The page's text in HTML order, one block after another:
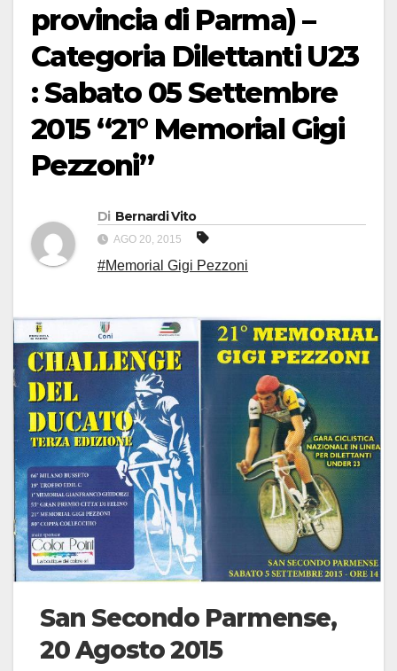
provincia di Parma) –
Categoria Dilettanti U23
: Sabato 05 Settembre
2015 “21° Memorial Gigi
Pezzoni”
Di Bernardi Vito
AGO 20, 2015
#Memorial Gigi Pezzoni
San Secondo Parmense,
20 Agosto 2015